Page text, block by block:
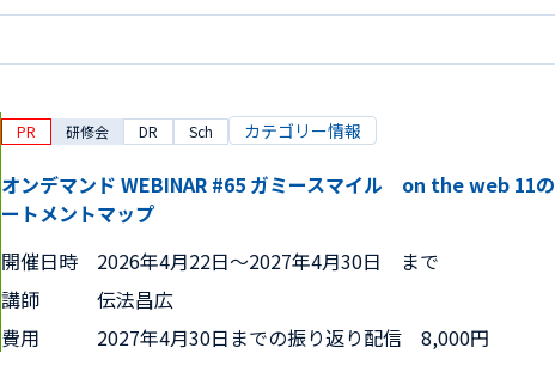
PR 研修会 DR Sch カテゴリー情報
オンデマンド WEBINAR #65 ガミースマイル on the web 11
ートメントマップ
開催日時
2026年4月22日〜2027年4月30日 まで
講師
伝法昌広
費用
2027年4月30日までの振り返り配信 8,000円